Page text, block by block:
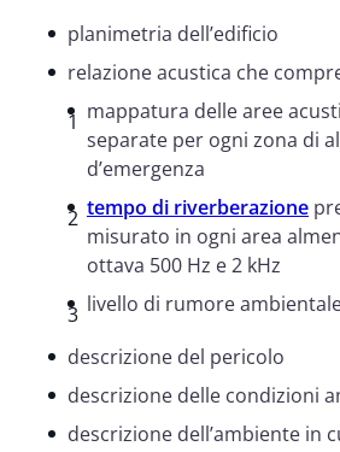
planimetria dell’edificio
relazione acustica che
mappatura delle aree
separate per ogni zona di
d’emergenza
tempo di riverberazione
misurato in ogni area
ottava 500 Hz e 2 kHz
livello di rumore
descrizione del pericolo
descrizione delle condizioni
descrizione dell’ambiente in